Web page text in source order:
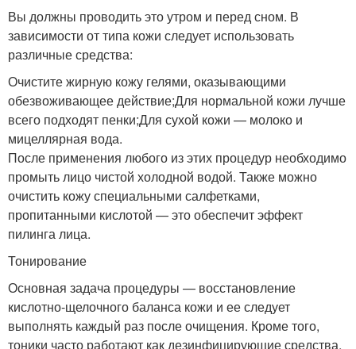
Вы должны проводить это утром и перед сном. В
зависимости от типа кожи следует использовать
различные средства:
Очистите жирную кожу гелями, оказывающими
обезвоживающее действие;Для нормальной кожи лучше
всего подходят пенки;Для сухой кожи — молоко и
мицеллярная вода.
После применения любого из этих процедур необходимо
промыть лицо чистой холодной водой. Также можно
очистить кожу специальными салфетками,
пропитанными кислотой — это обеспечит эффект
пилинга лица.
Тонирование
Основная задача процедуры — восстановление
кислотно-щелочного баланса кожи и ее следует
выполнять каждый раз после очищения. Кроме того,
тоники часто работают как дезинфицирующие средства,